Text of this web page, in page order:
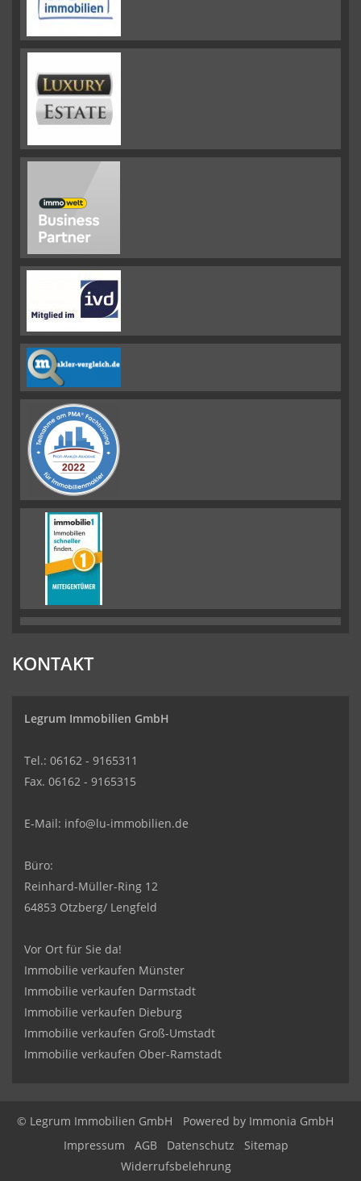
KONTAKT
Legrum Immobilien GmbH
Tel.: 06162 - 9165311
Fax. 06162 - 9165315
E-Mail: info@lu-immobilien.de
Büro:
Reinhard-Müller-Ring 12
64853 Otzberg/ Lengfeld
Vor Ort für Sie da!
Immobilie verkaufen Münster
Immobilie verkaufen Darmstadt
Immobilie verkaufen Dieburg
Immobilie verkaufen Groß-Umstadt
Immobilie verkaufen Ober-Ramstadt
© Legrum Immobilien GmbH Powered by Immonia GmbH
Impressum
AGB Datenschutz
Sitemap
Widerrufsbelehrung